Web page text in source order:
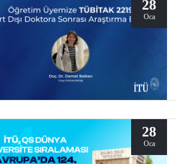
28
Oca
28
Oca